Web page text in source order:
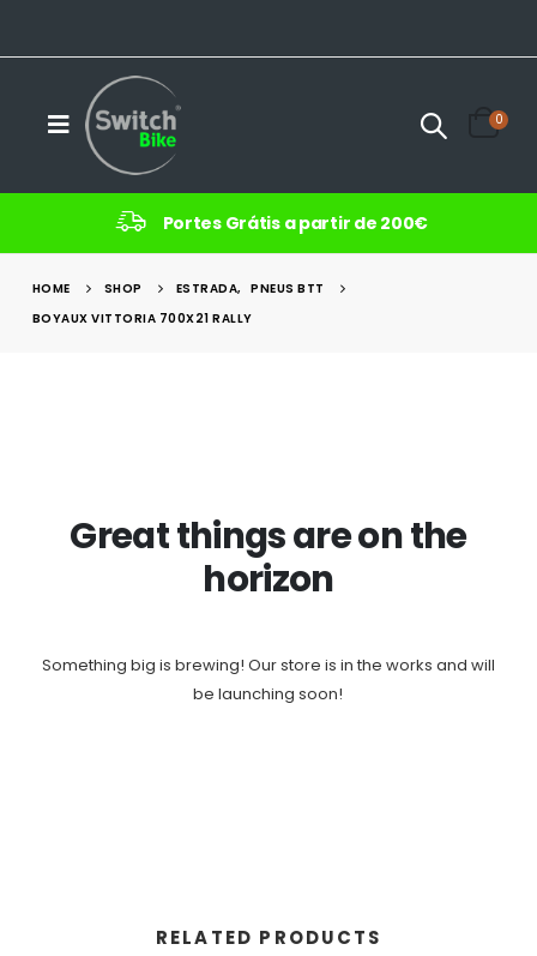
0
Portes Grátis a partir de 200€
HOME SHOP ESTRADA,
PNEUS BTT
BOYAUX VITTORIA 700X21 RALLY
Great things are on the
horizon
Something big is brewing! Our store is in the works and will
be launching soon!
RELATED PRODUCTS